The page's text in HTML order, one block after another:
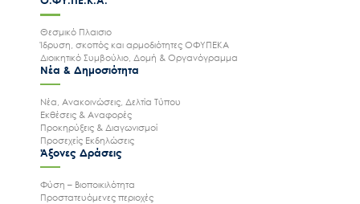
Θεσμικό Πλαισιο
Ίδρυση, σκοπός και αρμοδιότητες ΟΦΥΠΕΚΑ
Διοικητικό Συμβούλιο, Δομή & Οργανόγραμμα
Νέα & Δημοσιότητα
Νέα, Ανακοινώσεις, Δελτία Τύπου
Εκθέσεις & Αναφορές
Προκηρύξεις & Διαγωνισμοί
Προσεχείς Εκδηλώσεις
Άξονες Δράσεις
Φύση – Βιοποικιλότητα
Προστατευόμενες περιοχές